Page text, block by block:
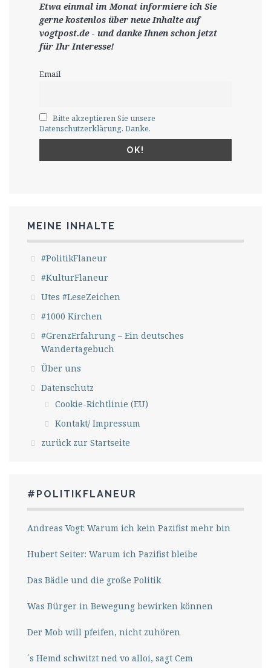
Etwa einmal im Monat informiere ich Sie
gernekostenlos über neue Inhalte auf
vogtpost.de- und danke Ihnen schon jetzt
für Ihr Interesse!
Email
Bitte akzeptieren Sie unsere
Datenschutzerklärung. Danke.
MEINE INHALTE
#PolitikFlaneur
#KulturFlaneur
Utes #LeseZeichen
#1000 Kirchen
#GrenzErfahrung – Ein deutsches
Wandertagebuch
Über uns
Datenschutz
Cookie-Richtlinie (EU)
Kontakt/ Impressum
zurück zur Startseite
#POLITIKFLANEUR
Andreas Vogt: Warum ich kein Pazifist mehr bin
Hubert Seiter: Warum ich Pazifist bleibe
Das Bädle und die große Politik
Was Bürger in Bewegung bewirken können
Der Mob will pfeifen, nicht zuhören
´s Hemd schwitzt ned vo alloi, sagt Cem